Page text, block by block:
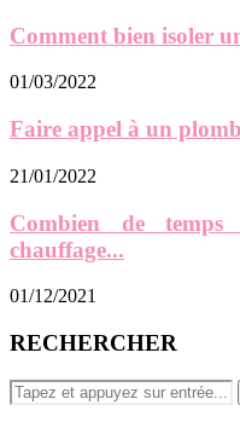
Comment bien isoler
01/03/2022
Faire appel à un
21/01/2022
Combien de
chauffage...
01/12/2021
RECHERCHER